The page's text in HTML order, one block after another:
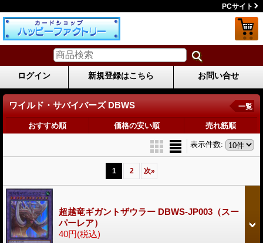
PCサイト
ログイン 新規登録はこちら お問い合せ
ワイルド・サバイバーズ DBWS 一覧
おすすめ順 価格の安い順 売れ筋順
表示件数:
1 2 次»
超越竜ギガントザウラー DBWS-JP003（スー
パーレア）
40円(税込)